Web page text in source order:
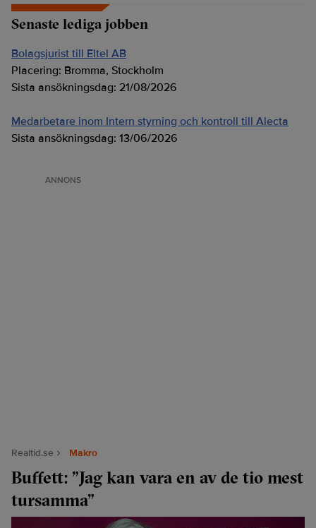
Senaste lediga jobben
Bolagsjurist till Eltel AB
Placering: Bromma, Stockholm
Sista ansökningsdag: 21/08/2026
Medarbetare inom Intern styrning och kontroll till Alecta
Sista ansökningsdag: 13/06/2026
ANNONS
Realtid.se Makro
Buffett: ”Jag kan vara en av de tio mest
tursamma”